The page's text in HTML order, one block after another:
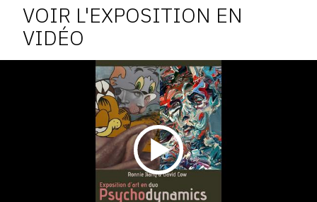
l'exposition
VOIR L'EXPOSITION EN
VIDÉO